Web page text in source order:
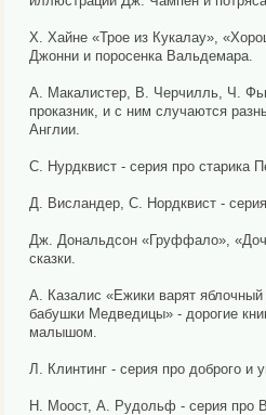
Х. Хайне «Трое из Кукалау»,
Джонни и поросенка Вальдемара.
А. Макалистер, В. Черчилль, Ч.
проказник, и с ним случаются
Англии.
С. Нурдквист - серия про старика
Д. Висландер, С. Нордквист -
Дж. Дональдсон «Груффало»,
сказки.
А. Казалис «Ежики варят яблочный
бабушки Медведицы» - дорогие
малышом.
Л. Клинтинг - серия про доброго и
Н. Моост, А. Рудольф - серия про